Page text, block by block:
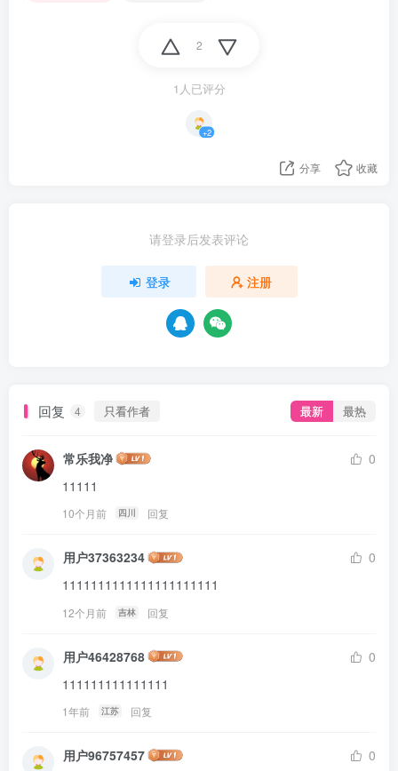
2
1人已评分
+2
分享 收藏
请登录后发表评论
登录 注册
回复 4 只看作者 最新 最热
常乐我净
0
11111
10个月前 四川 回复
用户37363234
0
1111111111111111111111
12个月前 吉林 回复
用户46428768
0
111111111111111
1年前 江苏 回复
用户96757457 0